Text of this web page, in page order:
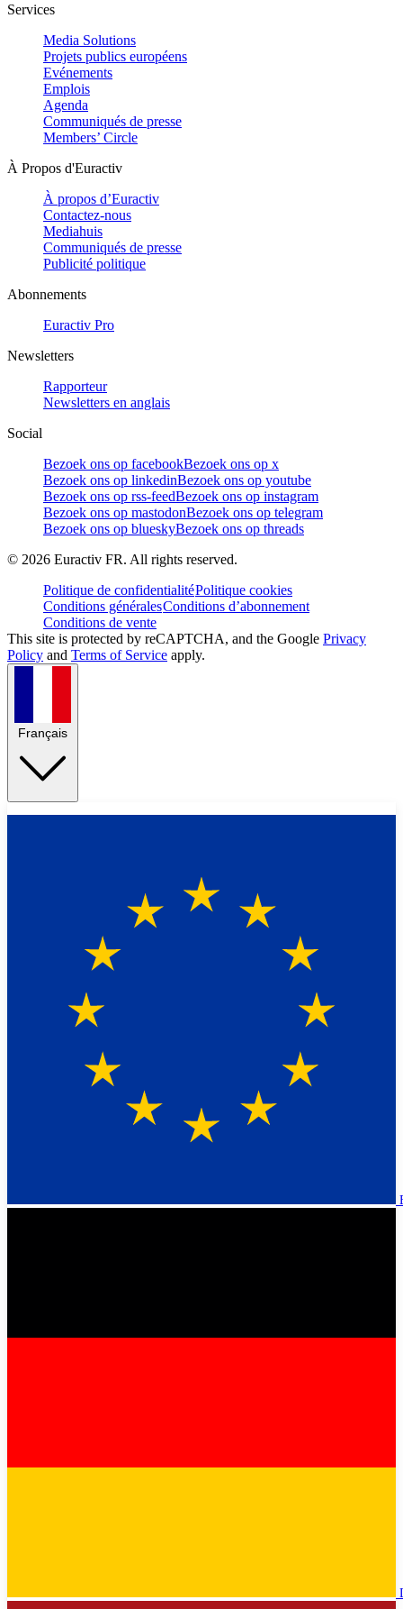
Services
Media Solutions
Projets publics européens
Evénements
Emplois
Agenda
Communiqués de presse
Members’ Circle
À Propos d'Euractiv
À propos d’Euractiv
Contactez-nous
Mediahuis
Communiqués de presse
Publicité politique
Abonnements
Euractiv Pro
Newsletters
Rapporteur
Newsletters en anglais
Social
Bezoek ons op facebookBezoek ons op x
Bezoek ons op linkedinBezoek ons op youtube
Bezoek ons op rss-feedBezoek ons op instagram
Bezoek ons op mastodonBezoek ons op telegram
Bezoek ons op blueskyBezoek ons op threads
© 2026 Euractiv FR. All rights reserved.
Politique de confidentialitéPolitique cookies
Conditions généralesConditions d’abonnement
Conditions de vente
This site is protected by reCAPTCHA, and the Google Privacy
Policy and Terms of Service apply.
Français